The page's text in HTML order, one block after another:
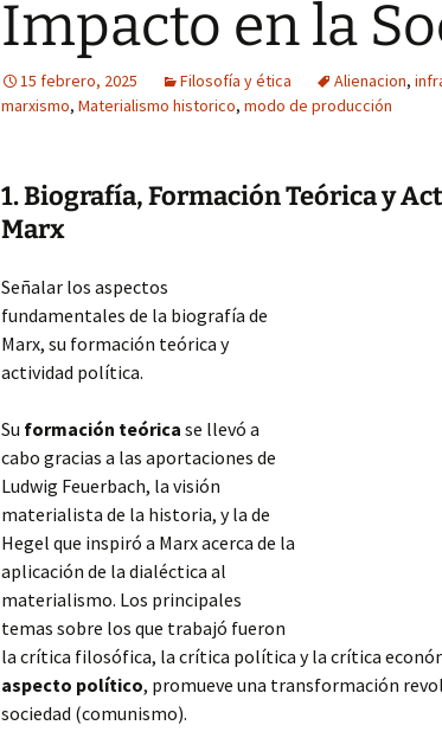
Impacto en la
15 febrero, 2025 Filosofía y ética Alienacion,
marxismo, Materialismo historico, modo de producción
1. Biografía, Formación Teórica y
Marx
Señalar los aspectos
fundamentales de la biografía de
Marx, su formación teórica y
actividad política.
Su formación teórica se llevó a
cabo gracias a las aportaciones de
Ludwig Feuerbach, la visión
materialista de la historia, y la de
Hegel que inspiró a Marx acerca de la
aplicación de la dialéctica al
materialismo. Los principales
temas sobre los que trabajó fueron
la crítica filosófica, la crítica política y la crítica
aspecto político, promueve una transformación
sociedad (comunismo).